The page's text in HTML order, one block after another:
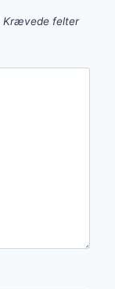
Krævede felter